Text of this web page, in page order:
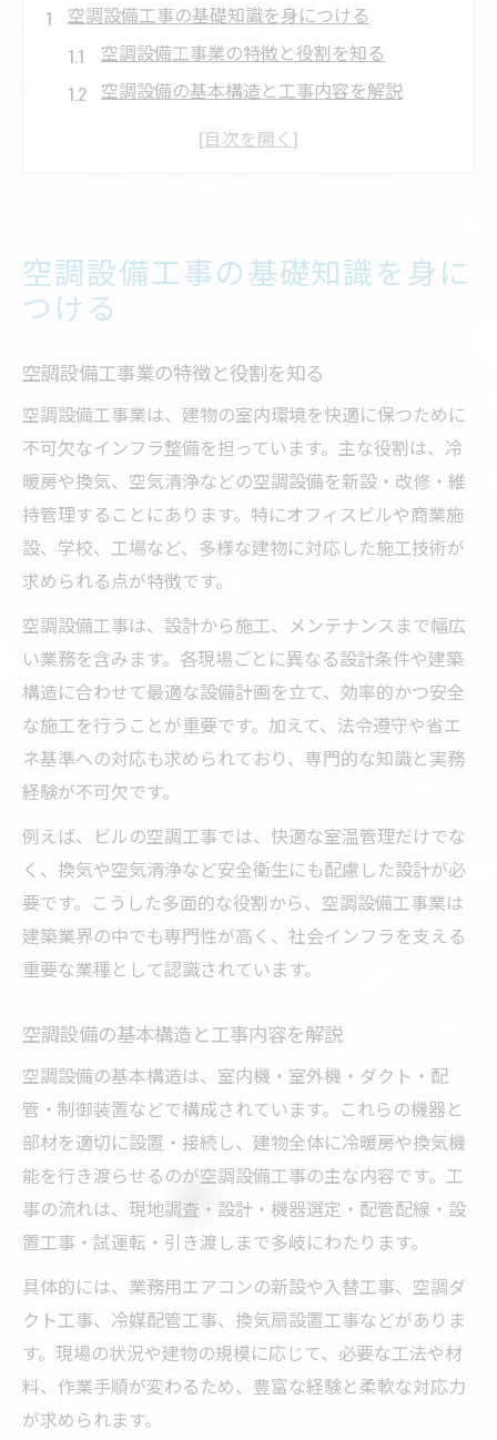
空調設備工事の基礎知識を身につける
空調設備工事業の特徴と役割を知る
空調設備の基本構造と工事内容を解説
空調設備工事業界動向と今後の展望
空調設備工事に必要な主な資格一覧
空調設備工事の資格取得ルートと学習法
影響
空調設備工事業界で評価される資格とは
空調設備資格取得後のキャリアアップ方法
空調設備工事の一連の流れを解説
空調設備工事の施工前準備と見積もりの流
れ
空調設備の配管・電気工事のポイント
空調設備工事の試運転と最終チェック
空調設備工事後の保守・メンテナンス体制
現場で求められる空調設備の技術力
空調設備工事の現場で必要な基本技術
空調設備工事の先輩が語る技術向上のコツ
空調設備工事に不可欠な安全対策と法令知
識
空調設備工事現場で活きる最新の工具と機
器
重要性
未経験から挑戦できる空調設備工事
空調設備工事の未経験者でもできる仕事内
容
空調設備工事求人で注目すべき募集要項
空調設備工事で未経験から成長する方法
未経験者が知っておくべき空調設備工事の
流れ
転職や独立を考えるなら注目の空調設備
空調設備工事業界で転職が有利な理由
空調設備工事の基礎知識を身に
つける
空調設備工事業の特徴と役割を知る
空調設備工事業は、建物の室内環境を快適に保つために
不可欠なインフラ整備を担っています。主な役割は、冷
暖房や換気、空気清浄などの空調設備を新設・改修・維
持管理することにあります。特にオフィスビルや商業施
設、学校、工場など、多様な建物に対応した施工技術が
求められる点が特徴です。
空調設備工事は、設計から施工、メンテナンスまで幅広
い業務を含みます。各現場ごとに異なる設計条件や建築
構造に合わせて最適な設備計画を立て、効率的かつ安全
な施工を行うことが重要です。加えて、法令遵守や省エ
ネ基準への対応も求められており、専門的な知識と実務
経験が不可欠です。
例えば、ビルの空調工事では、快適な室温管理だけでな
く、換気や空気清浄など安全衛生にも配慮した設計が必
要です。こうした多面的な役割から、空調設備工事業は
建築業界の中でも専門性が高く、社会インフラを支える
重要な業種として認識されています。
空調設備の基本構造と工事内容を解説
空調設備の基本構造は、室内機・室外機・ダクト・配
管・制御装置などで構成されています。これらの機器と
部材を適切に設置・接続し、建物全体に冷暖房や換気機
能を行き渡らせるのが空調設備工事の主な内容です。工
事の流れは、現地調査・設計・機器選定・配管配線・設
置工事・試運転・引き渡しまで多岐にわたります。
具体的には、業務用エアコンの新設や入替工事、空調ダ
クト工事、冷媒配管工事、換気扇設置工事などがありま
す。現場の状況や建物の規模に応じて、必要な工法や材
料、作業手順が変わるため、豊富な経験と柔軟な対応力
が求められます。